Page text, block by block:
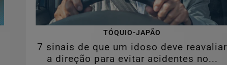
TÓQUIO-JAPÃO
7 sinais de que um idoso deve reavaliar
a direção para evitar acidentes no...